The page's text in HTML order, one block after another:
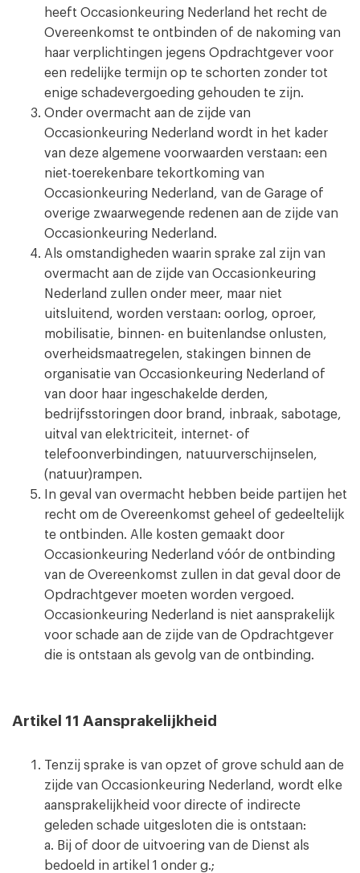
heeft Occasionkeuring Nederland het recht de
Overeenkomst te ontbinden of de nakoming van
haar verplichtingen jegens Opdrachtgever voor
een redelijke termijn op te schorten zonder tot
enige schadevergoeding gehouden te zijn.
Onder overmacht aan de zijde van
Occasionkeuring Nederland wordt in het kader
van deze algemene voorwaarden verstaan: een
niet-toerekenbare tekortkoming van
Occasionkeuring Nederland, van de Garage of
overige zwaarwegende redenen aan de zijde van
Occasionkeuring Nederland.
Als omstandigheden waarin sprake zal zijn van
overmacht aan de zijde van Occasionkeuring
Nederland zullen onder meer, maar niet
uitsluitend, worden verstaan: oorlog, oproer,
mobilisatie, binnen- en buitenlandse onlusten,
overheidsmaatregelen, stakingen binnen de
organisatie van Occasionkeuring Nederland of
van door haar ingeschakelde derden,
bedrijfsstoringen door brand, inbraak, sabotage,
uitval van elektriciteit, internet- of
telefoonverbindingen, natuurverschijnselen,
(natuur)rampen.
In geval van overmacht hebben beide partijen het
recht om de Overeenkomst geheel of gedeeltelijk
te ontbinden. Alle kosten gemaakt door
Occasionkeuring Nederland vóór de ontbinding
van de Overeenkomst zullen in dat geval door de
Opdrachtgever moeten worden vergoed.
Occasionkeuring Nederland is niet aansprakelijk
voor schade aan de zijde van de Opdrachtgever
die is ontstaan als gevolg van de ontbinding.
Artikel 11 Aansprakelijkheid
Tenzij sprake is van opzet of grove schuld aan de
zijde van Occasionkeuring Nederland, wordt elke
aansprakelijkheid voor directe of indirecte
geleden schade uitgesloten die is ontstaan:
a. Bij of door de uitvoering van de Dienst als
bedoeld in artikel 1 onder g.;